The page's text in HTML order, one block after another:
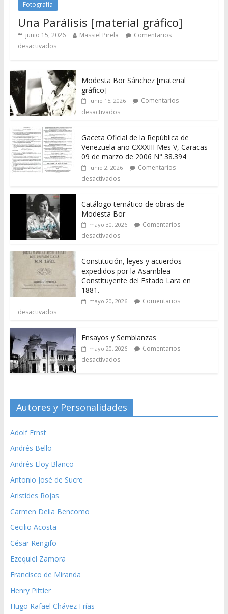
Fotografía
Una Parálisis [material gráfico]
junio 15, 2026 Massiel Pirela
Comentarios
desactivados
Modesta Bor Sánchez [material
gráfico]
junio 15, 2026
Comentarios
desactivados
Gaceta Oficial de la República de
Venezuela año CXXXIII Mes V, Caracas
09 de marzo de 2006 N° 38.394
junio 2, 2026
Comentarios
desactivados
Catálogo temático de obras de
Modesta Bor
mayo 30, 2026
Comentarios
desactivados
Constitución, leyes y acuerdos
expedidos por la Asamblea
Constituyente del Estado Lara en
1881.
mayo 20, 2026
Comentarios
desactivados
Ensayos y Semblanzas
mayo 20, 2026
Comentarios
desactivados
Autores y Personalidades
Adolf Ernst
Andrés Bello
Andrés Eloy Blanco
Antonio José de Sucre
Aristides Rojas
Carmen Delia Bencomo
Cecilio Acosta
César Rengifo
Ezequiel Zamora
Francisco de Miranda
Henry Pittier
Hugo Rafael Chávez Frías